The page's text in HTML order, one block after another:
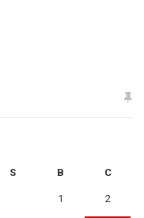
S B C
1 2